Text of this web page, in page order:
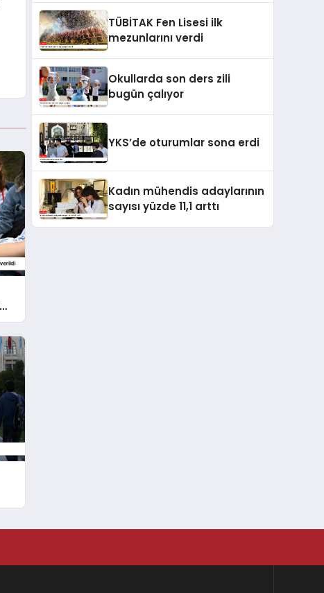
TÜBİTAK Fen Lisesi ilk
mezunlarını verdi
Okullarda son ders zili
bugün çalıyor
YKS’de oturumlar sona erdi
Kadın mühendis adaylarının
sayısı yüzde 11,1 arttı